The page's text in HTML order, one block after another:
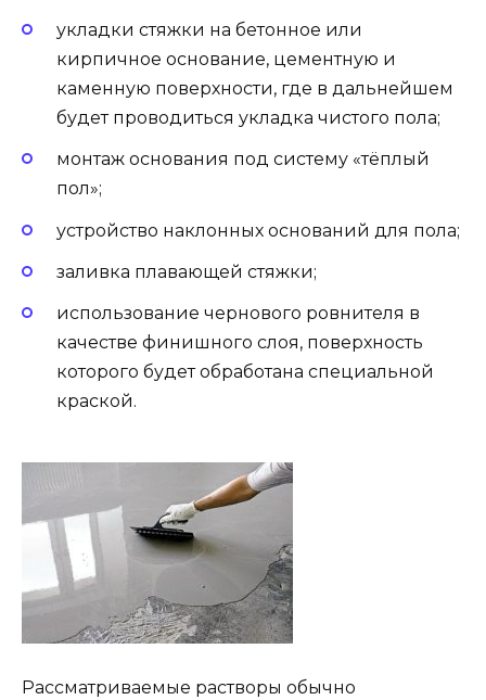
укладки стяжки на бетонное или
кирпичное основание, цементную и
каменную поверхности, где в дальнейшем
будет проводиться укладка чистого пола;
монтаж основания под систему «тёплый
пол»;
устройство наклонных оснований для пола;
заливка плавающей стяжки;
использование чернового ровнителя в
качестве финишного слоя, поверхность
которого будет обработана специальной
краской.
Рассматриваемые растворы обычно